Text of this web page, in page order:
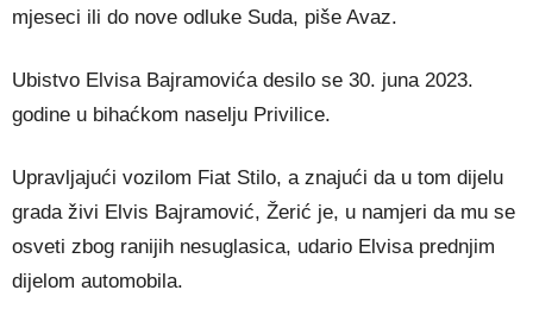
mjeseci ili do nove odluke Suda, piše Avaz.
Ubistvo Elvisa Bajramovića desilo se 30. juna 2023.
godine u bihaćkom naselju Privilice.
Upravljajući vozilom Fiat Stilo, a znajući da u tom dijelu
grada živi Elvis Bajramović, Žerić je, u namjeri da mu se
osveti zbog ranijih nesuglasica, udario Elvisa prednjim
dijelom automobila.